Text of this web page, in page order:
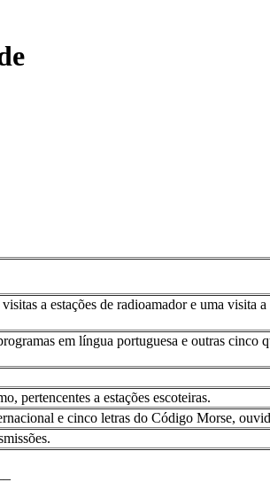
a estações de radioamador e uma visita
em língua portuguesa e outras cinco
pertencentes a estações escoteiras.
e cinco letras do Código Morse,